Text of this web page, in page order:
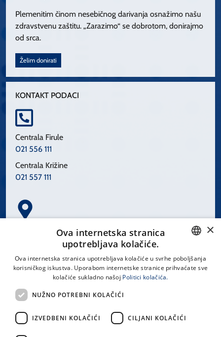
Plemenitim činom nesebičnog darivanja osnažimo našu
zdravstvenu zaštitu. „Zarazimo“ se dobrotom, donirajmo
od srca.
Želim donirati
KONTAKT PODACI
Centrala Firule
021 556 111
Centrala Križine
021 557 111
Spinčićeva 1, 21000 Split
LINKOVI
CROATIAN
×
Ova internetska stranica
upotrebljava kolačiće.
Ova internetska stranica upotrebljava kolačiće u svrhe poboljšanja
korisničkog iskustva. Uporabom internetske stranice prihvaćate sve
kolačiće sukladno našoj Politici kolačića.
NUŽNO POTREBNI KOLAČIĆI
IZVEDBENI KOLAČIĆI CILJANI KOLAČIĆI